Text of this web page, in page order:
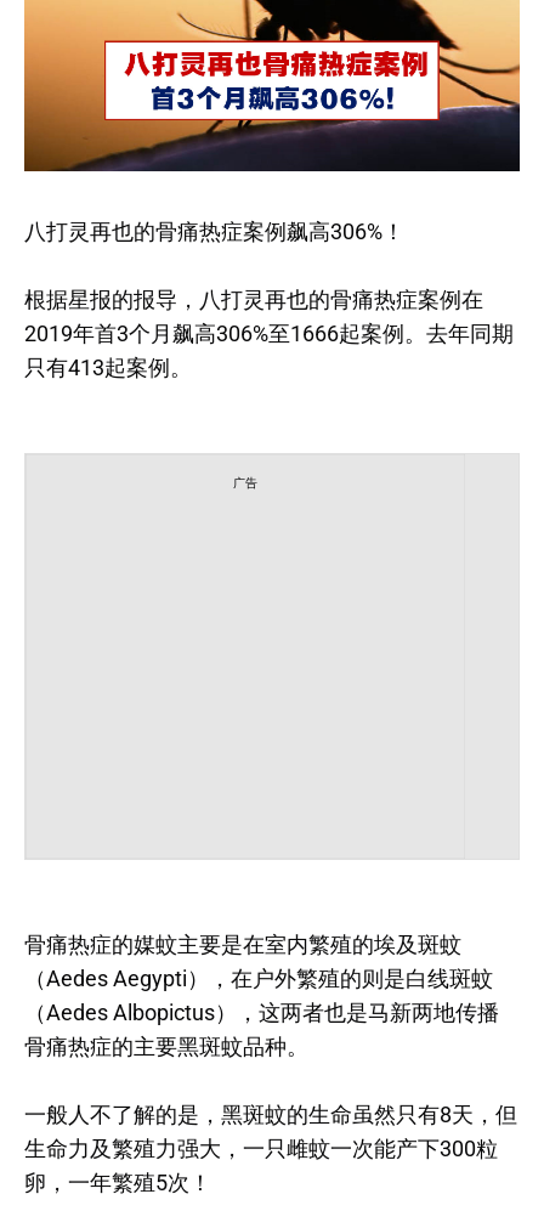
八打灵再也的骨痛热症案例飙高306%！
根据星报的报导，八打灵再也的骨痛热症案例在
2019年首3个月飙高306%至1666起案例。去年同期
只有413起案例。
广告
骨痛热症的媒蚊主要是在室内繁殖的埃及斑蚊
（Aedes Aegypti），在户外繁殖的则是白线斑蚊
（Aedes Albopictus），这两者也是马新两地传播
骨痛热症的主要黑斑蚊品种。
一般人不了解的是，黑斑蚊的生命虽然只有8天，但
生命力及繁殖力强大，一只雌蚊一次能产下300粒
卵，一年繁殖5次！